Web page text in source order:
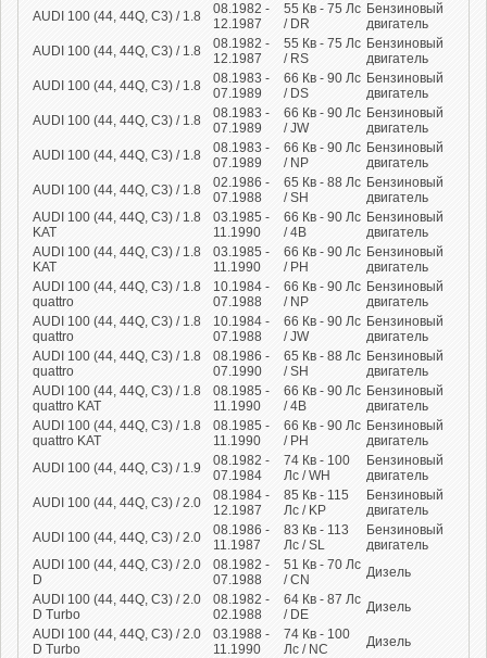
AUDI 100 (44, 44Q, C3) / 1.8
08.1982 -
12.1987
55 Кв - 75 Лс
/ DR
Бензиновый
двигатель
AUDI 100 (44, 44Q, C3) / 1.8
08.1982 -
12.1987
55 Кв - 75 Лс
/ RS
Бензиновый
двигатель
AUDI 100 (44, 44Q, C3) / 1.8
08.1983 -
07.1989
66 Кв - 90 Лс
/ DS
Бензиновый
двигатель
AUDI 100 (44, 44Q, C3) / 1.8
08.1983 -
07.1989
66 Кв - 90 Лс
/ JW
Бензиновый
двигатель
AUDI 100 (44, 44Q, C3) / 1.8
08.1983 -
07.1989
66 Кв - 90 Лс
/ NP
Бензиновый
двигатель
AUDI 100 (44, 44Q, C3) / 1.8
02.1986 -
07.1988
65 Кв - 88 Лс
/ SH
Бензиновый
двигатель
AUDI 100 (44, 44Q, C3) / 1.8
KAT
03.1985 -
11.1990
66 Кв - 90 Лс
/ 4B
Бензиновый
двигатель
AUDI 100 (44, 44Q, C3) / 1.8
KAT
03.1985 -
11.1990
66 Кв - 90 Лс
/ PH
Бензиновый
двигатель
AUDI 100 (44, 44Q, C3) / 1.8
quattro
10.1984 -
07.1988
66 Кв - 90 Лс
/ NP
Бензиновый
двигатель
AUDI 100 (44, 44Q, C3) / 1.8
quattro
10.1984 -
07.1988
66 Кв - 90 Лс
/ JW
Бензиновый
двигатель
AUDI 100 (44, 44Q, C3) / 1.8
quattro
08.1986 -
07.1990
65 Кв - 88 Лс
/ SH
Бензиновый
двигатель
AUDI 100 (44, 44Q, C3) / 1.8
quattro KAT
08.1985 -
11.1990
66 Кв - 90 Лс
/ 4B
Бензиновый
двигатель
AUDI 100 (44, 44Q, C3) / 1.8
quattro KAT
08.1985 -
11.1990
66 Кв - 90 Лс
/ PH
Бензиновый
двигатель
AUDI 100 (44, 44Q, C3) / 1.9
08.1982 -
07.1984
74 Кв - 100
Лс / WH
Бензиновый
двигатель
AUDI 100 (44, 44Q, C3) / 2.0
08.1984 -
12.1987
85 Кв - 115
Лс / KP
Бензиновый
двигатель
AUDI 100 (44, 44Q, C3) / 2.0
08.1986 -
11.1987
83 Кв - 113
Лс / SL
Бензиновый
двигатель
AUDI 100 (44, 44Q, C3) / 2.0
D
08.1982 -
07.1988
51 Кв - 70 Лс
/ CN
Дизель
AUDI 100 (44, 44Q, C3) / 2.0
D Turbo
08.1982 -
02.1988
64 Кв - 87 Лс
/ DE
Дизель
AUDI 100 (44, 44Q, C3) / 2.0
D Turbo
03.1988 -
11.1990
74 Кв - 100
Лс / NC
Дизель